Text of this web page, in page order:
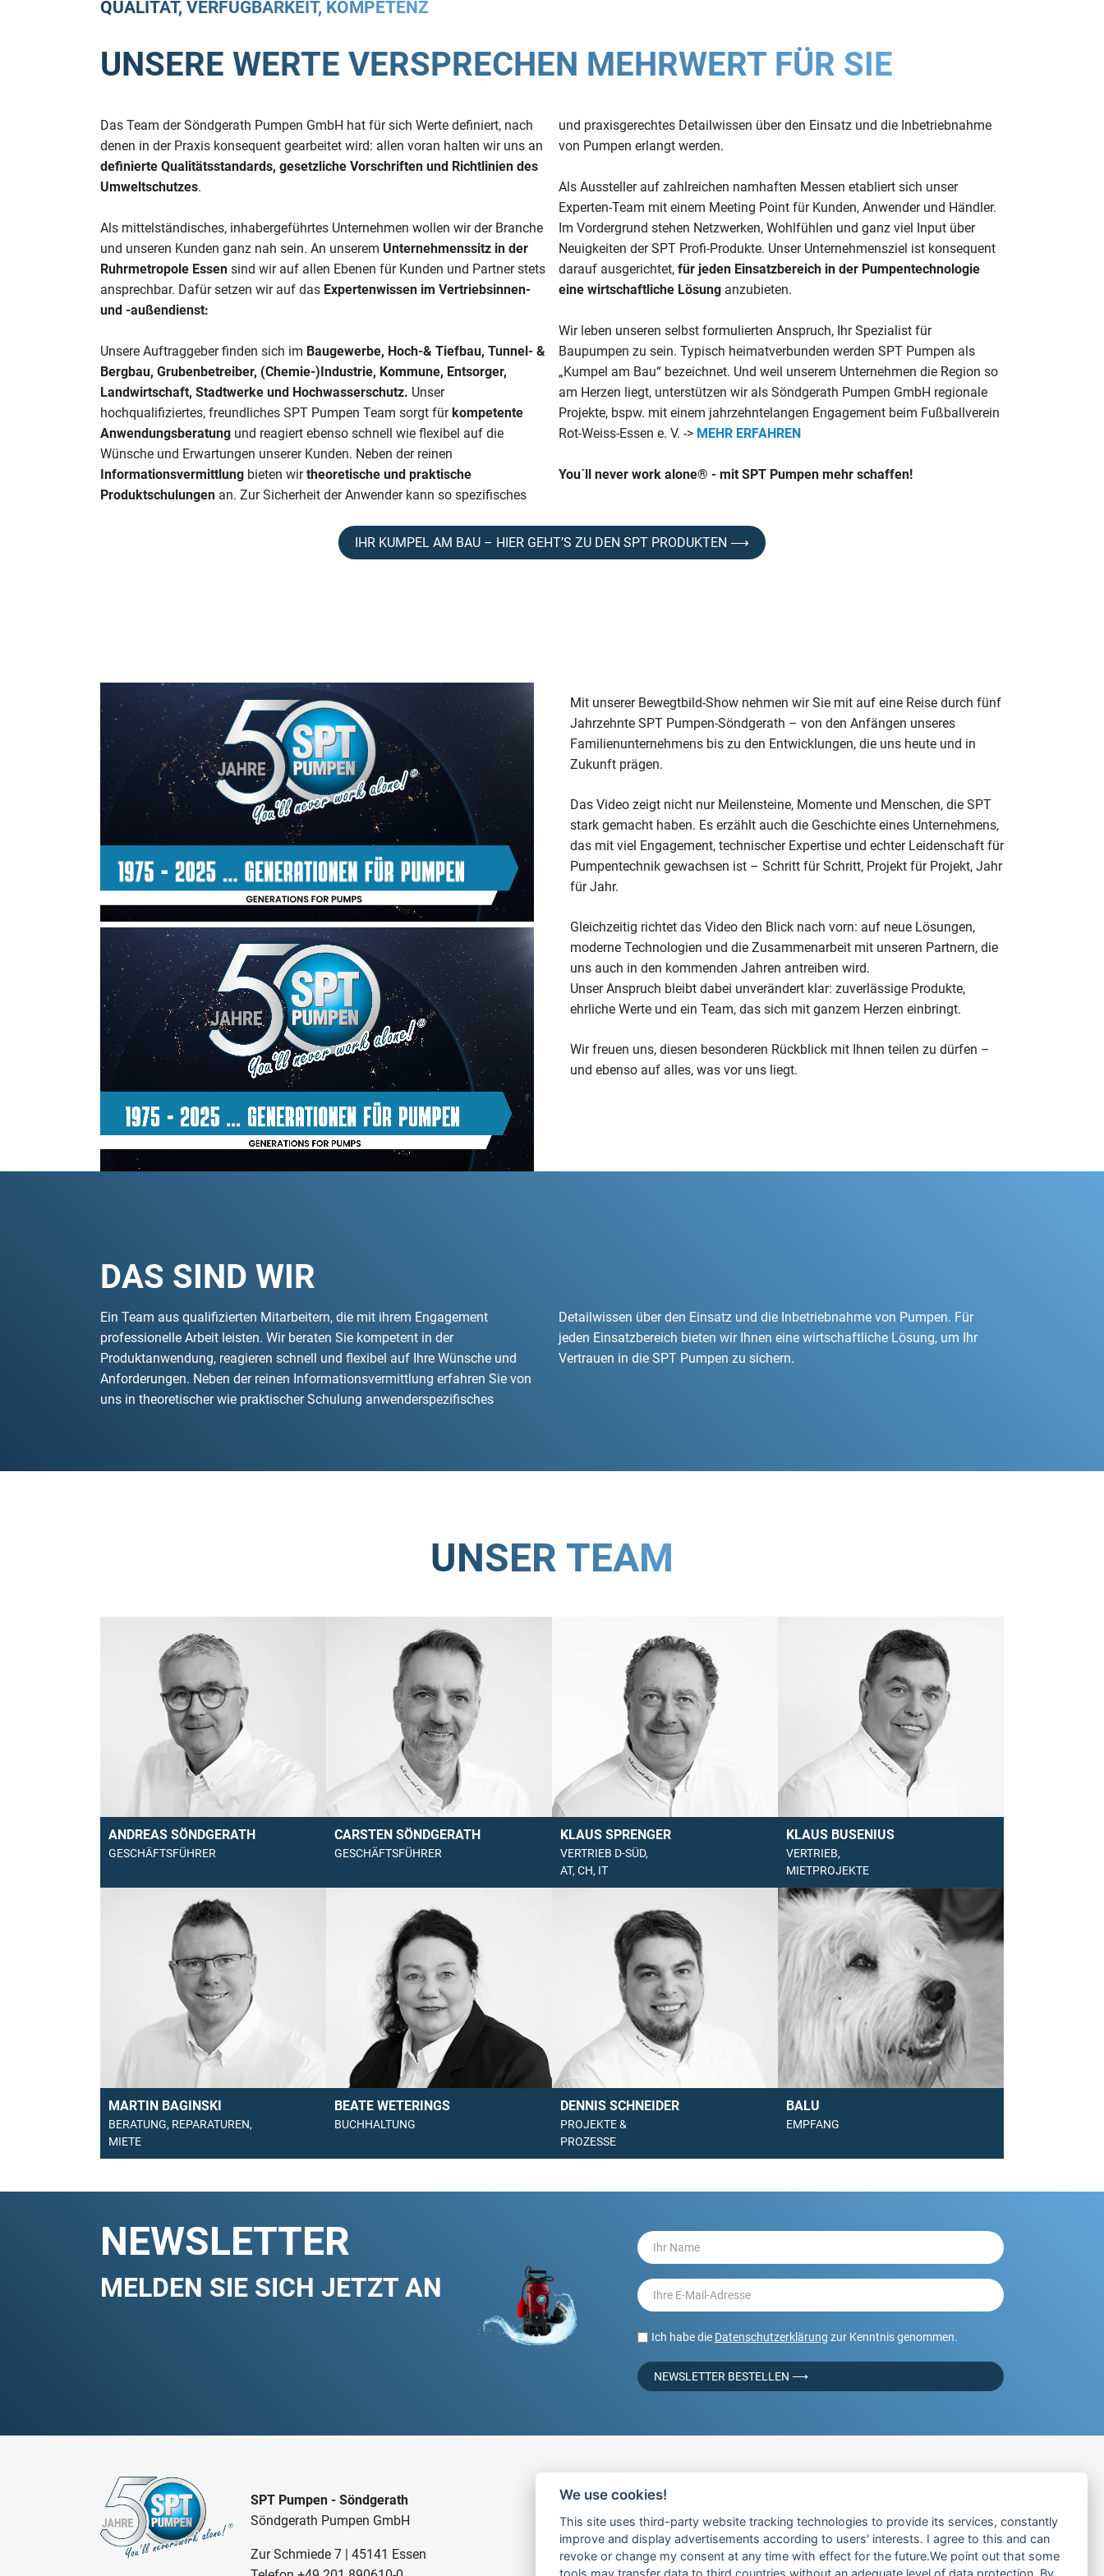
QUALITÄT, VERFÜGBARKEIT, KOMPETENZ
UNSERE WERTE VERSPRECHEN MEHRWERT FÜR SIE
Das Team der Söndgerath Pumpen GmbH hat für sich Werte definiert, nach
denen in der Praxis konsequent gearbeitet wird: allen voran halten wir uns an
definierte Qualitätsstandards, gesetzliche Vorschriften und Richtlinien des
Umweltschutzes.
Als mittelständisches, inhabergeführtes Unternehmen wollen wir der Branche
und unseren Kunden ganz nah sein. An unserem Unternehmenssitz in der
Ruhrmetropole Essen sind wir auf allen Ebenen für Kunden und Partner stets
ansprechbar. Dafür setzen wir auf das Expertenwissen im Vertriebsinnen-
und -außendienst:
Unsere Auftraggeber finden sich im Baugewerbe, Hoch-& Tiefbau, Tunnel- &
Bergbau, Grubenbetreiber, (Chemie-)Industrie, Kommune, Entsorger,
Landwirtschaft, Stadtwerke und Hochwasserschutz. Unser
hochqualifiziertes, freundliches SPT Pumpen Team sorgt fürkompetente
Anwendungsberatung und reagiert ebenso schnell wie flexibel auf die
Wünsche und Erwartungen unserer Kunden. Neben der reinen
Informationsvermittlung bieten wirtheoretische und praktische
Produktschulungen an. Zur Sicherheit der Anwender kann so spezifisches
und praxisgerechtes Detailwissen über den Einsatz und die Inbetriebnahme
von Pumpen erlangt werden.
Als Aussteller auf zahlreichen namhaften Messen etabliert sich unser
Experten-Team mit einem Meeting Point für Kunden, Anwender und Händler.
Im Vordergrund stehen Netzwerken, Wohlfühlen und ganz viel Input über
Neuigkeiten der SPT Profi-Produkte. Unser Unternehmensziel ist konsequent
darauf ausgerichtet, für jeden Einsatzbereich in der Pumpentechnologie
eine wirtschaftliche Lösung anzubieten.
Wir leben unseren selbst formulierten Anspruch, Ihr Spezialist für
Baupumpen zu sein. Typisch heimatverbunden werden SPT Pumpen als
„Kumpel am Bau“ bezeichnet. Und weil unserem Unternehmen die Region so
am Herzen liegt, unterstützen wir als Söndgerath Pumpen GmbH regionale
Projekte, bspw. mit einem jahrzehntelangen Engagement beim Fußballverein
Rot-Weiss-Essen e. V. -> MEHR ERFAHREN
You´ll never work alone® - mit SPT Pumpen mehr schaffen!
IHR KUMPEL AM BAU – HIER GEHT’S ZU DEN SPT PRODUKTEN ⟶
Mit unserer Bewegtbild-Show nehmen wir Sie mit auf eine Reise durch fünf
Jahrzehnte SPT Pumpen-Söndgerath – von den Anfängen unseres
Familienunternehmens bis zu den Entwicklungen, die uns heute und in
Zukunft prägen.
Das Video zeigt nicht nur Meilensteine, Momente und Menschen, die SPT
stark gemacht haben. Es erzählt auch die Geschichte eines Unternehmens,
das mit viel Engagement, technischer Expertise und echter Leidenschaft für
Pumpentechnik gewachsen ist – Schritt für Schritt, Projekt für Projekt, Jahr
für Jahr.
Gleichzeitig richtet das Video den Blick nach vorn: auf neue Lösungen,
moderne Technologien und die Zusammenarbeit mit unseren Partnern, die
uns auch in den kommenden Jahren antreiben wird.
Unser Anspruch bleibt dabei unverändert klar: zuverlässige Produkte,
ehrliche Werte und ein Team, das sich mit ganzem Herzen einbringt.
Wir freuen uns, diesen besonderen Rückblick mit Ihnen teilen zu dürfen –
und ebenso auf alles, was vor uns liegt.
DAS SIND WIR
Ein Team aus qualifizierten Mitarbeitern, die mit ihrem Engagement
professionelle Arbeit leisten. Wir beraten Sie kompetent in der
Produktanwendung, reagieren schnell und flexibel auf Ihre Wünsche und
Anforderungen. Neben der reinen Informationsvermittlung erfahren Sie von
uns in theoretischer wie praktischer Schulung anwenderspezifisches
Detailwissen über den Einsatz und die Inbetriebnahme von Pumpen. Für
jeden Einsatzbereich bieten wir Ihnen eine wirtschaftliche Lösung, um Ihr
Vertrauen in die SPT Pumpen zu sichern.
UNSER TEAM
ANDREAS SÖNDGERATH
GESCHÄFTSFÜHRER
CARSTEN SÖNDGERATH
GESCHÄFTSFÜHRER
KLAUS SPRENGER
VERTRIEB D-SÜD,
AT, CH, IT
KLAUS BUSENIUS
VERTRIEB,
MIETPROJEKTE
MARTIN BAGINSKI
BERATUNG, REPARATUREN,
MIETE
BEATE WETERINGS
BUCHHALTUNG
DENNIS SCHNEIDER
PROJEKTE &
PROZESSE
BALU
EMPFANG
NEWSLETTER
MELDEN SIE SICH JETZT AN
Ich habe die Datenschutzerklärung zur Kenntnis genommen.
NEWSLETTER BESTELLEN ⟶
SPT Pumpen - Söndgerath
Söndgerath Pumpen GmbH
Zur Schmiede 7 | 45141 Essen
BAUPUMPEN
FÜR SCHMUTZWASSER
FÜR SCHLAMMWASSER
ÜBER UNS
PRODUKTE
We use cookies!
This site uses third-party website tracking technologies to provide its services, constantly
improve and display advertisements according to users' interests. I agree to this and can
revoke or change my consent at any time with effect for the future.We point out that some